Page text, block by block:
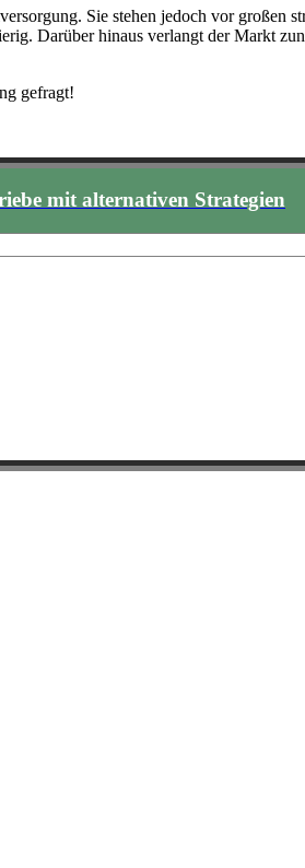
Sie stehen jedoch vor großen
Darüber hinaus verlangt der Markt
gefragt!
mit alternativen Strategien